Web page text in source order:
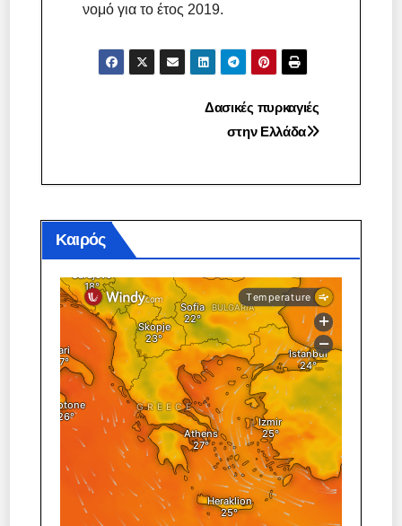
νομό για το έτος 2019.
ΠλοήγησηΔασικές πυρκαγιές
στην Ελλάδα
Καιρός